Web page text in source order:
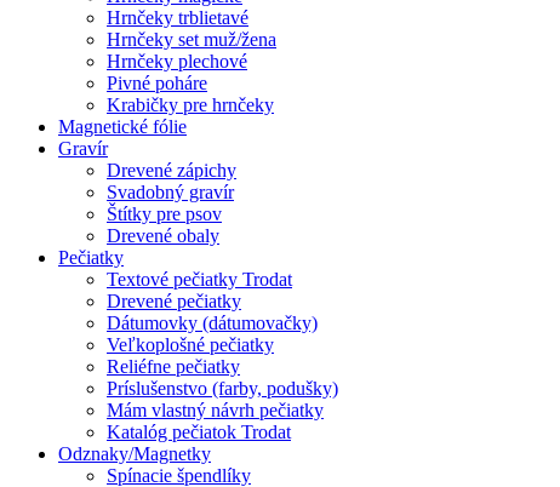
Hrnčeky trblietavé
Hrnčeky set muž/žena
Hrnčeky plechové
Pivné poháre
Krabičky pre hrnčeky
Magnetické fólie
Gravír
Drevené zápichy
Svadobný gravír
Štítky pre psov
Drevené obaly
Pečiatky
Textové pečiatky Trodat
Drevené pečiatky
Dátumovky (dátumovačky)
Veľkoplošné pečiatky
Reliéfne pečiatky
Príslušenstvo (farby, podušky)
Mám vlastný návrh pečiatky
Katalóg pečiatok Trodat
Odznaky/Magnetky
Spínacie špendlíky